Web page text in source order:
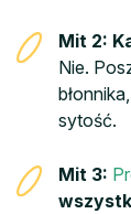
Mit 2:
Nie.
sytość.
Mit 3: